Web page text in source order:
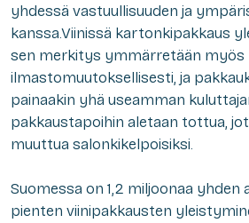
yhdessä vastuullisuuden ja
kanssa.Viinissä kartonkipakkaus
sen merkitys ymmärretään myös
ilmastomuutoksellisesti, ja
painaakin yhä useamman
pakkaustapoihin aletaan tottua,
muuttua salonkikelpoisiksi.
Suomessa on 1,2 miljoonaa yhden
pienten viinipakkausten